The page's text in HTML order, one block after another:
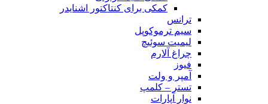
کمکی برای کنتاکتور اشنایدر
ترانس
سیم ترموکوپل
لیمیت سوئیچ
چراغ آلارم
فیوز
آمپر و ولت
تستر – کلمپ
نوار آپارات